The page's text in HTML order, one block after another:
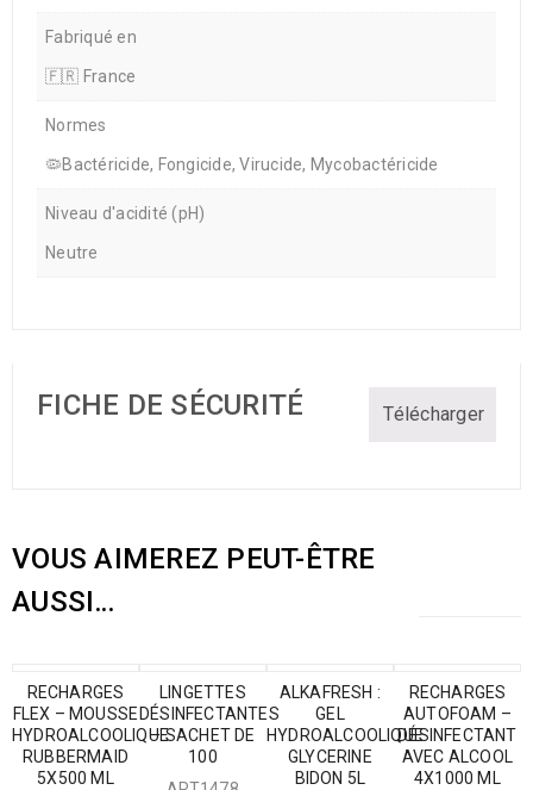
Fabriqué en
🇫🇷 France
Normes
🦠Bactéricide, Fongicide, Virucide, Mycobactéricide
Niveau d'acidité (pH)
Neutre
FICHE DE SÉCURITÉ Télécharger
VOUS AIMEREZ PEUT-ÊTRE
AUSSI…
RECHARGES
FLEX – MOUSSE
HYDROALCOOLIQUE
RUBBERMAID
5X500 ML
LINGETTES
DÉSINFECTANTES
– SACHET DE
100
ALKAFRESH :
GEL
HYDROALCOOLIQUE
GLYCERINE
BIDON 5L
RECHARGES
AUTOFOAM –
DÉSINFECTANT
AVEC ALCOOL
4X1000 ML